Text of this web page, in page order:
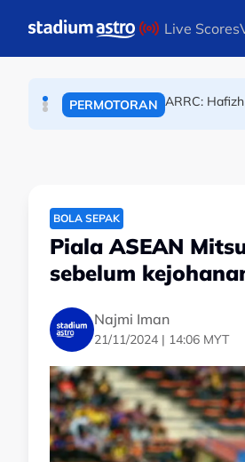
Live Scores
PERMOTORAN
ANGKAT BERAT Angkat
BOLA SEPAK
Piala ASEAN
sebelum
Najmi Iman
21/11/2024 | 14:06 MYT